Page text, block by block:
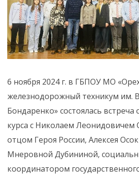
6 ноября 2024 г. в ГБПОУ МО
железнодорожный техникум им.
Бондаренко» состоялась встреча
курса с Николаем Леонидовичем
отцом Героя России, Алексея
Мнеровной Дубининой,
координатором